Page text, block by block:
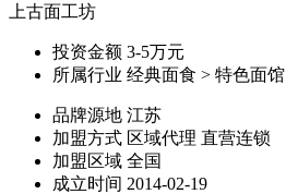
上古面工坊
投资金额 3-5万元
所属行业 经典面食 > 特色面馆
品牌源地 江苏
加盟方式 区域代理 直营连锁
加盟区域 全国
成立时间 2014-02-19